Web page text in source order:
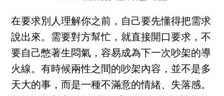
在要求別人理解你之前，自己要先懂得把需求
說出來。需要對方幫忙，就直接開口要求，不
要自己憋著生悶氣，容易成為下一次吵架的導
火線。有時候兩性之間的吵架內容，並不是多
天大的事，而是一種不滿意的情緒、失落感。